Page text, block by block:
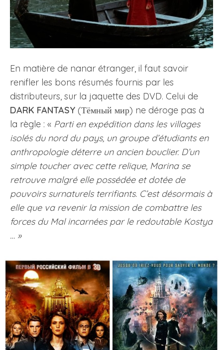
En matière de nanar étranger, il faut savoir
renifler les bons résumés fournis par les
distributeurs, sur la jaquette des DVD. Celui de
DARK FANTASY (Тёмный мир) ne déroge pas à
la règle : « Parti en expédition dans les villages
isolés du nord du pays, un groupe d’étudiants en
anthropologie déterre un ancien bouclier. D’un
simple toucher avec cette relique, Marina se
retrouve malgré elle possédée et dotée de
pouvoirs surnaturels terrifiants. C’est désormais à
elle que va revenir la mission de combattre les
forces du Mal incarnées par le redoutable Kostya
… »